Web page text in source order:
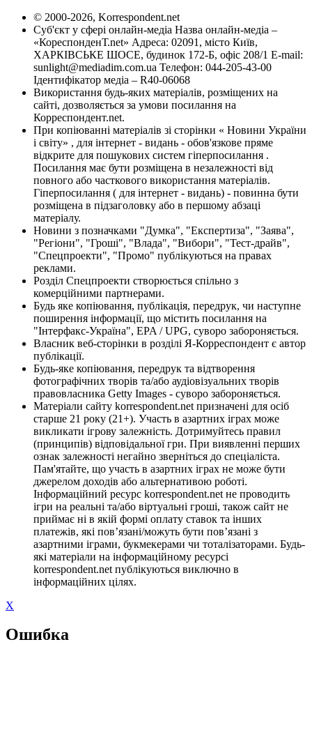
© 2000-2026, Korrespondent.net
Суб'єкт у сфері онлайн-медіа Назва онлайн-медіа –
«КореспонденТ.net» Адреса: 02091, місто Київ,
ХАРКІВСЬКЕ ШОСЕ, будинок 172-Б, офіс 208/1 E-mail:
sunlight@mediadim.com.ua Телефон: 044-205-43-00
Ідентифікатор медіа – R40-06068
Використання будь-яких матеріалів, розміщених на
сайті, дозволяється за умови посилання на
Корреспондент.net.
При копіюванні матеріалів зі сторінки « Новини України
і світу» , для інтернет - видань - обов'язкове пряме
відкрите для пошукових систем гіперпосилання .
Посилання має бути розміщена в незалежності від
повного або часткового використання матеріалів.
Гіперпосилання ( для інтернет - видань) - повинна бути
розміщена в підзаголовку або в першому абзаці
матеріалу.
Новини з позначками "Думка", "Експертиза", "Заява",
"Регіони", "Гроші", "Влада", "Вибори", "Тест-драйв",
"Спецпроекти", "Промо" публікуються на правах
реклами.
Розділ Спецпроекти створюється спільно з
комерційними партнерами.
Будь яке копіювання, публікація, передрук, чи наступне
поширення інформації, що містить посилання на
"Інтерфакс-Україна", EPA / UPG, суворо забороняється.
Власник веб-сторінки в розділі Я-Корреспондент є автор
публікації.
Будь-яке копіювання, передрук та відтворення
фотографічних творів та/або аудіовізуальних творів
правовласника Getty Images - суворо забороняється.
Матеріали сайту korrespondent.net призначені для осіб
старше 21 року (21+). Участь в азартних іграх може
викликати ігрову залежність. Дотримуйтесь правил
(принципів) відповідальної гри. При виявленні перших
ознак залежності негайно зверніться до спеціаліста.
Пам'ятайте, що участь в азартних іграх не може бути
джерелом доходів або альтернативою роботі.
Інформаційний ресурс korrespondent.net не проводить
ігри на реальні та/або віртуальні гроші, також сайт не
приймає ні в якій формі оплату ставок та інших
платежів, які пов’язані/можуть бути пов’язані з
азартними іграми, букмекерами чи тоталізаторами. Будь-
які матеріали на інформаційному ресурсі
korrespondent.net публікуються виключно в
інформаційних цілях.
X
Ошибка